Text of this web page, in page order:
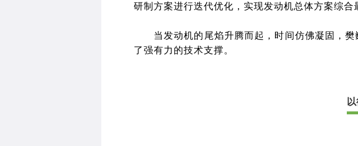
研制方案进行迭代优化，实现发动机总体方案综合
当发动机的尾焰升腾而起，时间仿佛凝固，
了强有力的技术支撑。